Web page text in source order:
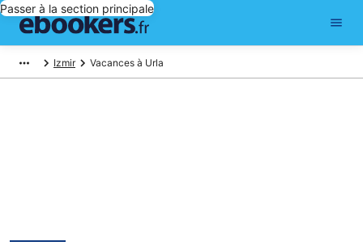
Passer à la section principale
Izmir Vacances à Urla